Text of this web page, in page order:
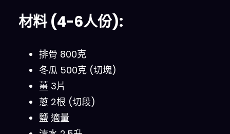
材料 (4-6人份):
排骨 800克
冬瓜 500克 (切塊)
薑 3片
蔥 2根 (切段)
鹽 適量